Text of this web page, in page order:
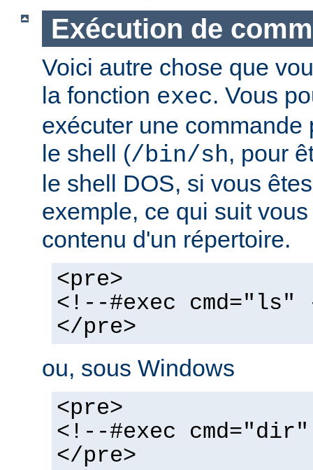
Exécution de
Voici autre chose que
la fonction exec. Vous
exécuter une commande
le shell (/bin/sh, pour
le shell DOS, si vous
exemple, ce qui suit
contenu d'un répertoire.
<pre>
<!--#exec cmd="ls"
</pre>
ou, sous Windows
<pre>
<!--#exec
</pre>